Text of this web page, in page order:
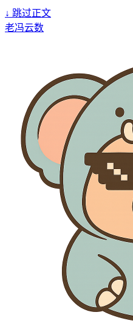
↓ 跳过正文
老冯云数